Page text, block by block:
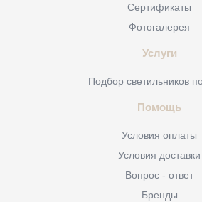
Сертификаты
Фотогалерея
Услуги
Подбор светильников
Помощь
Условия оплаты
Условия доставки
Вопрос - ответ
Бренды